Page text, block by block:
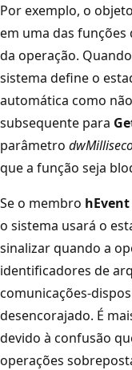
Por exemplo, o
em uma das funções
da operação.
sistema define o
automática como
subsequente para
parâmetro
que a função seja
Se o membro hEvent
o sistema usará o
sinalizar quando a
identificadores de
comunicações-
desencorajado. É
devido à confusão
operações